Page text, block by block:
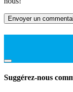
Envoyer un
Suggérez-nous